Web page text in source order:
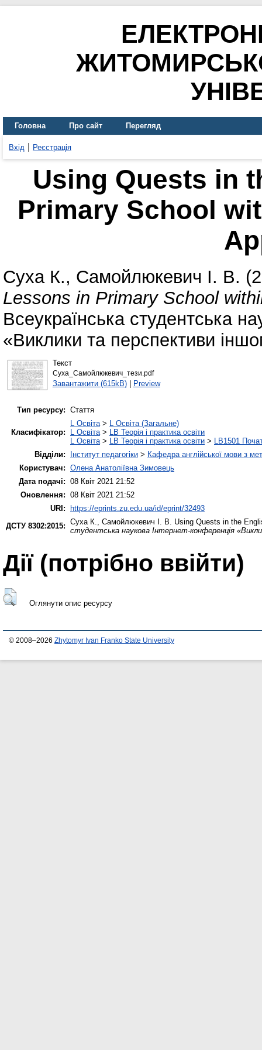
Головна Про сайт Перегляд
Вхід Реєстрація
Using Quests in
Primary School
Суха К., Самойлюкевич І. В.
Lessons in Primary School
Всеукраїнська студентська
«Виклики та перспективи
Текст
Суха_Самойлюкевич_тези.pdf
Завантажити (615kB)| Preview
Тип ресурсу: Стаття
Класифікатор:
L Освіта> L Освіта (Загальне)
L Освіта> LB Теорія і практика освіти
L Освіта> LB Теорія і практика освіти > LB1501
Відділи:
Інститут педагогіки > Кафедра англійської мови з
Користувач: Олена Анатоліївна Зимовець
Дата подачі: 08 Квіт 2021 21:52
Оновлення: 08 Квіт 2021 21:52
URI:
https://eprints.zu.edu.ua/id/eprint/32493
ДСТУ 8302:2015: Суха К., Самойлюкевич І. В. Using Quests in the
студентська наукова Інтернет-конференція
Дії ​​(потрібно ввійти)
Оглянути опис ресурсу
© 2008–2026 Zhytomyr Ivan Franko State University